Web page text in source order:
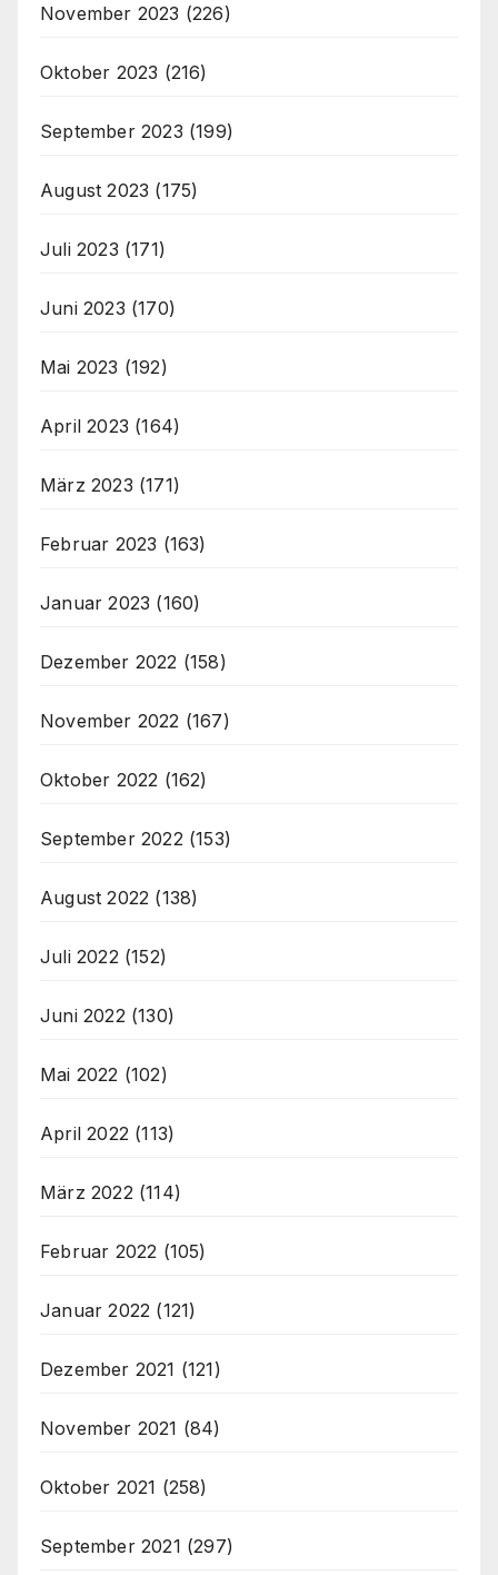
November 2023 (226)
Oktober 2023 (216)
September 2023 (199)
August 2023 (175)
Juli 2023 (171)
Juni 2023 (170)
Mai 2023 (192)
April 2023 (164)
März 2023 (171)
Februar 2023 (163)
Januar 2023 (160)
Dezember 2022 (158)
November 2022 (167)
Oktober 2022 (162)
September 2022 (153)
August 2022 (138)
Juli 2022 (152)
Juni 2022 (130)
Mai 2022 (102)
April 2022 (113)
März 2022 (114)
Februar 2022 (105)
Januar 2022 (121)
Dezember 2021 (121)
November 2021 (84)
Oktober 2021 (258)
September 2021 (297)